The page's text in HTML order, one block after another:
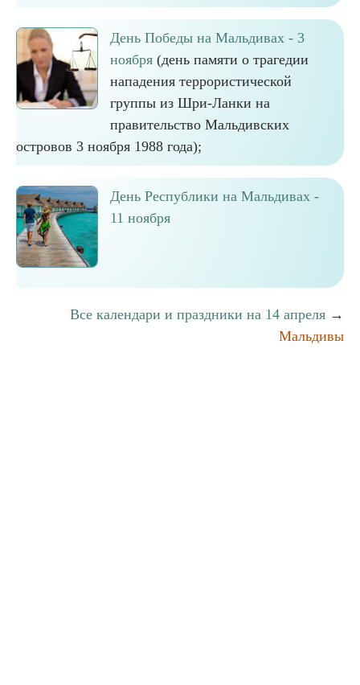
День Победы на Мальдивах - 3
ноября (день памяти о трагедии
нападения террористической
группы из Шри-Ланки на
правительство Мальдивских
островов 3 ноября 1988 года);
День Республики на Мальдивах -
11 ноября
Все календари и праздники на 14 апреля →
Мальдивы